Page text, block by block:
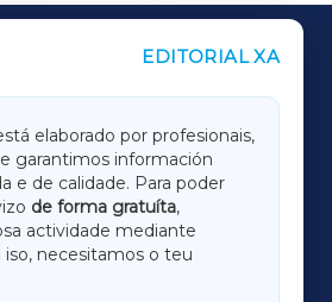
EDITORIAL XA
elaborado por profesionais,
garantimos información
e de calidade. Para poder
de forma gratuíta,
actividade mediante
iso, necesitamos o teu
LUGOXA
TERRACHAXA